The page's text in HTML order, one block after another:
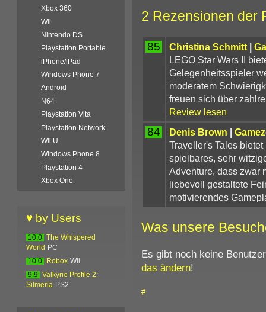
2 Rezensionen der
85 Christina Schmitt|
LEGO Star Wars II
Gelegenheitsspieler
moderatem
freuen sich über
Review lesen
84 Denis Brown |
Traveller's Tales
spielbares, sehr
Adventure, dass zwar
liebevoll gestaltete
motivierendes
Was unsere
Es gibt noch keine
das ändern!
#
Xbox 360
Wii
Nintendo DS
Playstation Portable
iPhone/iPad
Windows Phone 7
Android
N64
Playstation Vita
Playstation Network
Wii U
Windows Phone 8
Playstation 4
Xbox One
♥ by Users
10.0
The Whispered
World
PC
10.0
Robox Wii
9.9
Valkyrie Profile 2:
Silmeria PS2